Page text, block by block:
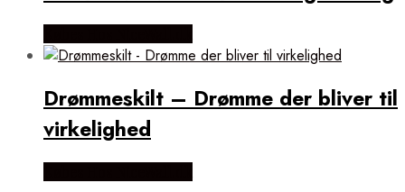
Drømmeskilt – Drømme der bliver til
virkelighed